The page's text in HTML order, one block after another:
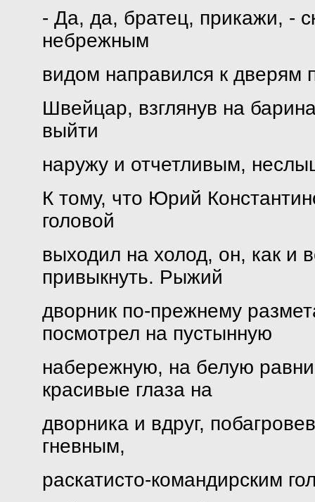
- Да, да, братец, прикажи, -
небрежным
видом направился к дверям
Швейцар, взглянув на
выйти
наружу и отчетливым,
К тому, что Юрий
головой
выходил на холод, он, как и
привыкнуть. Рыжий
дворник по-прежнему
посмотрел на пустынную
набережную, на белую
красивые глаза на
дворника и вдруг,
гневным,
раскатисто-командирским